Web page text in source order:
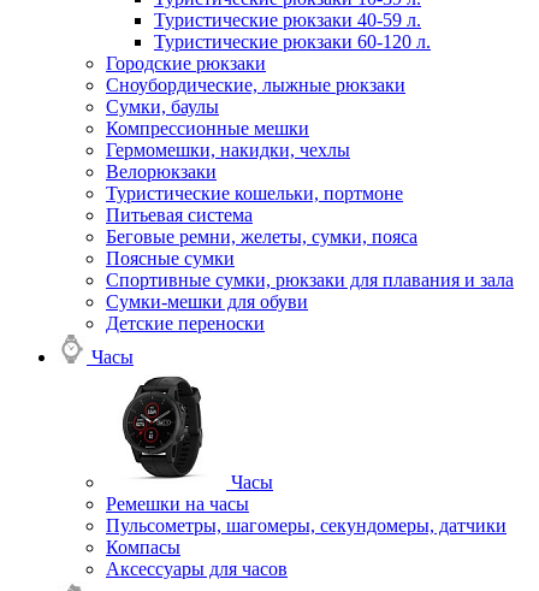
Туристические рюкзаки 40-59 л.
Туристические рюкзаки 60-120 л.
Городские рюкзаки
Сноубордические, лыжные рюкзаки
Сумки, баулы
Компрессионные мешки
Гермомешки, накидки, чехлы
Велорюкзаки
Туристические кошельки, портмоне
Питьевая система
Беговые ремни, желеты, сумки, пояса
Поясные сумки
Спортивные сумки, рюкзаки для плавания и зала
Сумки-мешки для обуви
Детские переноски
Часы
Часы
Ремешки на часы
Пульсометры, шагомеры, секундомеры, датчики
Компасы
Аксессуары для часов